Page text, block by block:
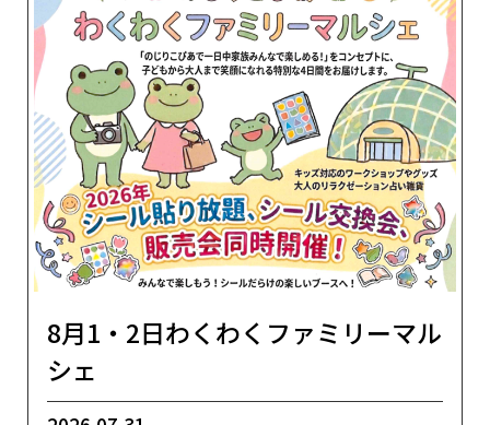
8月1・2日わくわくファミリーマル
シェ